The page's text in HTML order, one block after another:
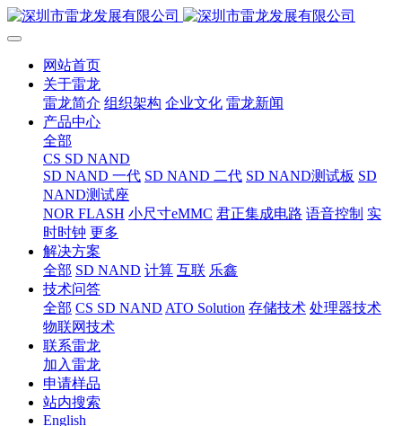
网站首页
关于雷龙
雷龙简介 组织架构 企业文化 雷龙新闻
产品中心
全部
CS SD NAND
SD NAND 一代 SD NAND 二代 SD NAND测试板 SD
NAND测试座
NOR FLASH 小尺寸eMMC 君正集成电路 语音控制 实
时时钟 更多
解决方案
全部 SD NAND 计算 互联 乐鑫
技术问答
全部 CS SD NAND ATO Solution 存储技术 处理器技术
物联网技术
联系雷龙
加入雷龙
申请样品
站内搜索
English